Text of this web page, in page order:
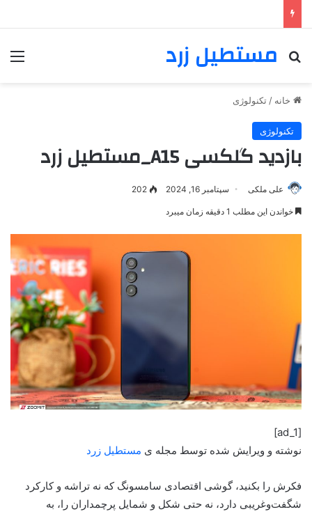
مستطیل زرد
خانه / تکنولوژی
تکنولوژی
بازدید گلکسی A15_مستطیل زرد
علی ملکی سپتامبر 16, 2024 202
خواندن این مطلب 1 دقیقه زمان میبرد
[ad_1]
نوشته و ویرایش شده توسط مجله ی مستطیل زرد
فکرش را بکنید، گوشی اقتصادی سامسونگ که نه تراشه و کارکرد
شگفت‌وغریبی دارد، نه حتی شکل‌ و شمایل پرچمداران را، به